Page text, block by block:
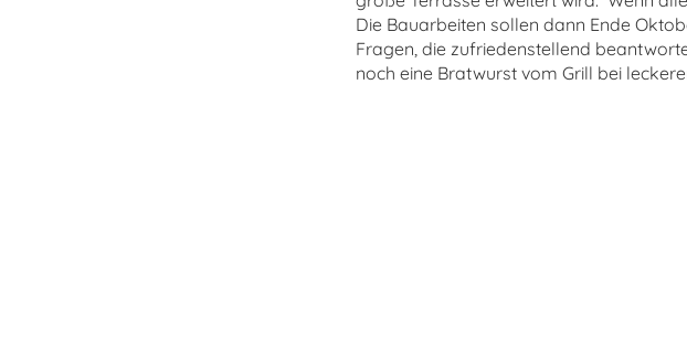
Die Bauarbeiten sollen dann Ende
Fragen, die zufriedenstellend
noch eine Bratwurst vom Grill bei